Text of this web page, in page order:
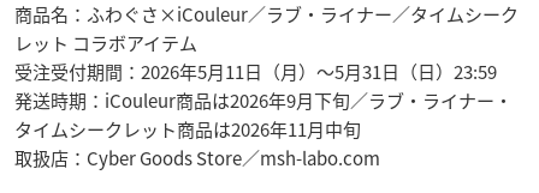
商品名：ふわぐさ×iCouleur／ラブ・ライナー／タイムシーク
レット コラボアイテム
受注受付期間：2026年5月11日（月）〜5月31日（日）23:59
発送時期：iCouleur商品は2026年9月下旬／ラブ・ライナー・
タイムシークレット商品は2026年11月中旬
取扱店：Cyber Goods Store／msh-labo.com